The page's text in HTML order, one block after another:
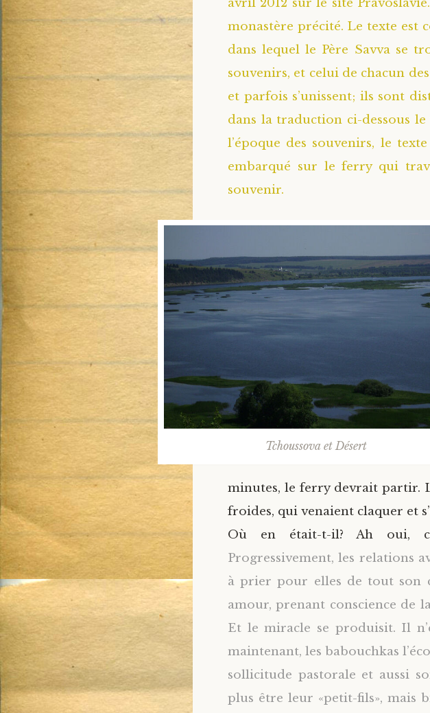
avril 2012 sur le site
monastère précité. Le texte est
dans lequel le Père Savva se
souvenirs, et celui de chacun
et parfois s’unissent; ils sont
dans la traduction ci-dessous le
l’époque des souvenirs, le
embarqué sur le ferry qui
souvenir.
Tchoussova et Désert
minutes, le ferry devrait partir.
froides, qui venaient claquer et
Où en était-t-il? Ah oui,
Progressivement, les relations
à prier pour elles de tout son
amour, prenant conscience de
Et le miracle se produisit. Il
maintenant, les babouchkas
sollicitude pastorale et aussi
plus être leur «petit-fils», mais